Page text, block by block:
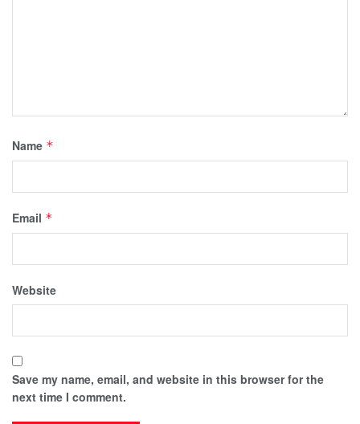
Name *
Email *
Website
Save my name, email, and website in this browser for the
next time I comment.